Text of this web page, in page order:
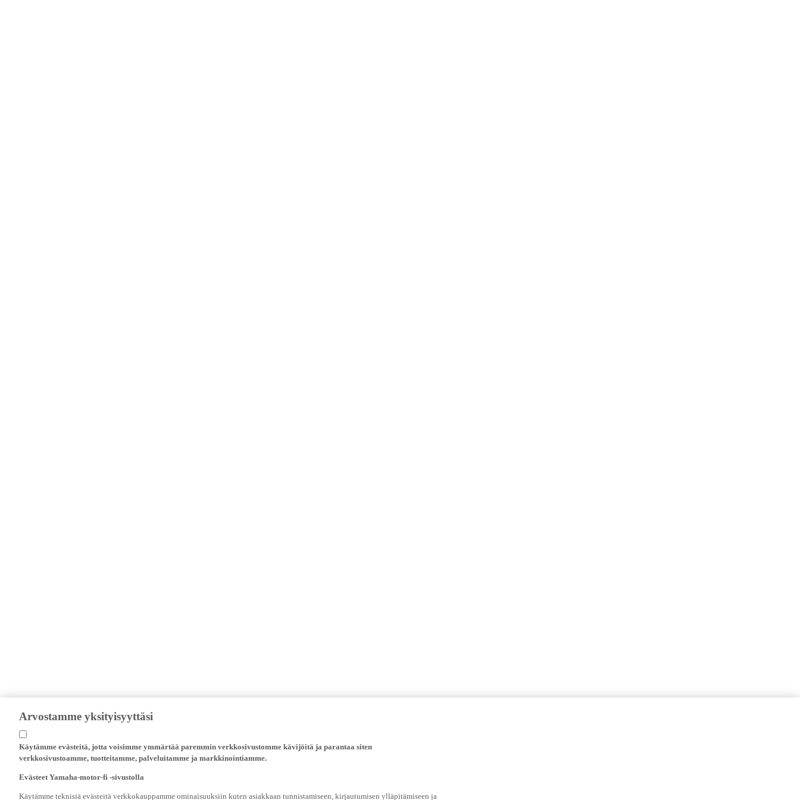
Arvostamme yksityisyyttäsi
Käytämme evästeitä, jotta voisimme ymmärtää paremmin verkkosivustomme kävijöitä ja parantaa siten
verkkosivustoamme, tuotteitamme, palveluitamme ja markkinointiamme.
Evästeet Yamaha-motor-fi -sivustolla
Käytämme teknisiä evästeitä verkkokauppamme ominaisuuksiin kuten asiakkaan tunnistamiseen, kirjautumisen ylläpitämiseen ja